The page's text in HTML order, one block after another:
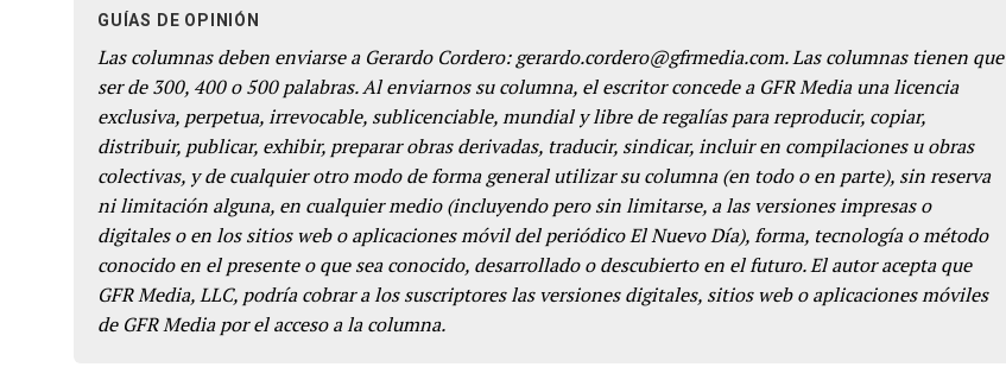
GUÍAS DE OPINIÓN
Las columnas deben enviarse a Gerardo Cordero: gerardo.cordero@gfrmedia.com. Las columnas tienen que
ser de 300, 400 o 500 palabras. Al enviarnos su columna, el escritor concede a GFR Media una licencia
exclusiva, perpetua, irrevocable, sublicenciable, mundial y libre de regalías para reproducir, copiar,
distribuir, publicar, exhibir, preparar obras derivadas, traducir, sindicar, incluir en compilaciones u obras
colectivas, y de cualquier otro modo de forma general utilizar su columna (en todo o en parte), sin reserva
ni limitación alguna, en cualquier medio (incluyendo pero sin limitarse, a las versiones impresas o
digitales o en los sitios web o aplicaciones móvil del periódico El Nuevo Día), forma, tecnología o método
conocido en el presente o que sea conocido, desarrollado o descubierto en el futuro. El autor acepta que
GFR Media, LLC, podría cobrar a los suscriptores las versiones digitales, sitios web o aplicaciones móviles
de GFR Media por el acceso a la columna.